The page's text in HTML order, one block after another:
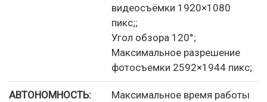
видеосъёмки 1920×1080
пикс;;
Угол обзора 120°;
Максимальное разрешение
фотосъемки 2592×1944 пикс;
АВТОНОМНОСТЬ:
Максимальное время работы